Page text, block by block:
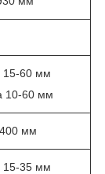
15-60 мм
10-60 мм
мм
15-35 мм